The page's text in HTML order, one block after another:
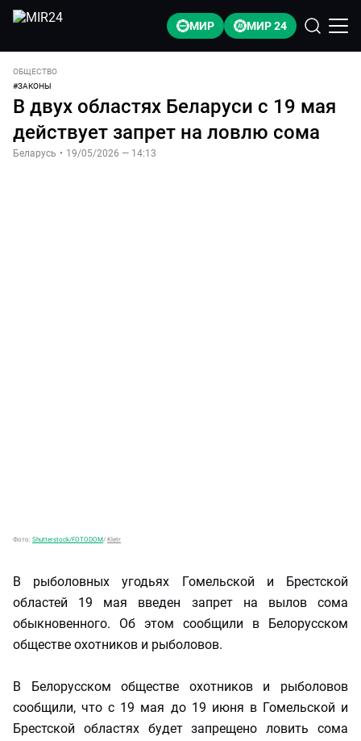
МИР МИР 24
ОБЩЕСТВО
#ЗАКОНЫ
В двух областях Беларуси с 19 мая
действует запрет на ловлю сома
Беларусь • 19/05/2026 — 14:13
Фото: Shutterstock/FOTODOM/ Kletr
В рыболовных угодьях Гомельской и Брестской
областей 19 мая введен запрет на вылов сома
обыкновенного. Об этом сообщили в Белорусском
обществе охотников и рыболовов.
В Белорусском обществе охотников и рыболовов
сообщили, что с 19 мая до 19 июня в Гомельской и
Брестской областях будет запрещено ловить сома